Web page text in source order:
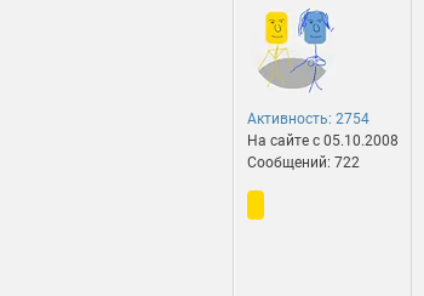
Активность: 2754
На сайте c 05.10.2008
Сообщений: 722